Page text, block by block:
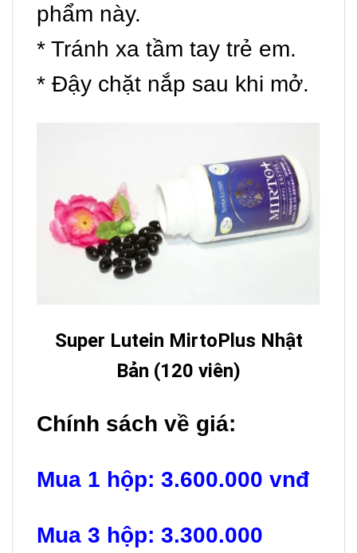
phẩm này.
* Tránh xa tầm tay trẻ em.
* Đậy chặt nắp sau khi mở.
Super Lutein MirtoPlus Nhật
Bản (120 viên)
Chính sách về giá:
Mua 1 hộp: 3.600.000 vnđ
Mua 3 hộp: 3.300.000